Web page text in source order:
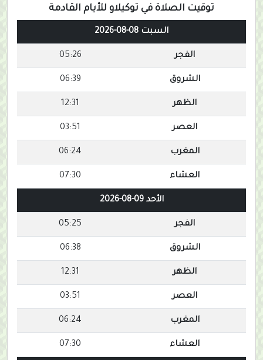
توقيت الصلاة في توكيلاو للأيام القادمة
السبت 08-08-2026
الفجر 05:26
الشروق 06:39
الظهر 12:31
العصر 03:51
المغرب 06:24
العشاء 07:30
الأحد 09-08-2026
الفجر 05:25
الشروق 06:38
الظهر 12:31
العصر 03:51
المغرب 06:24
العشاء 07:30